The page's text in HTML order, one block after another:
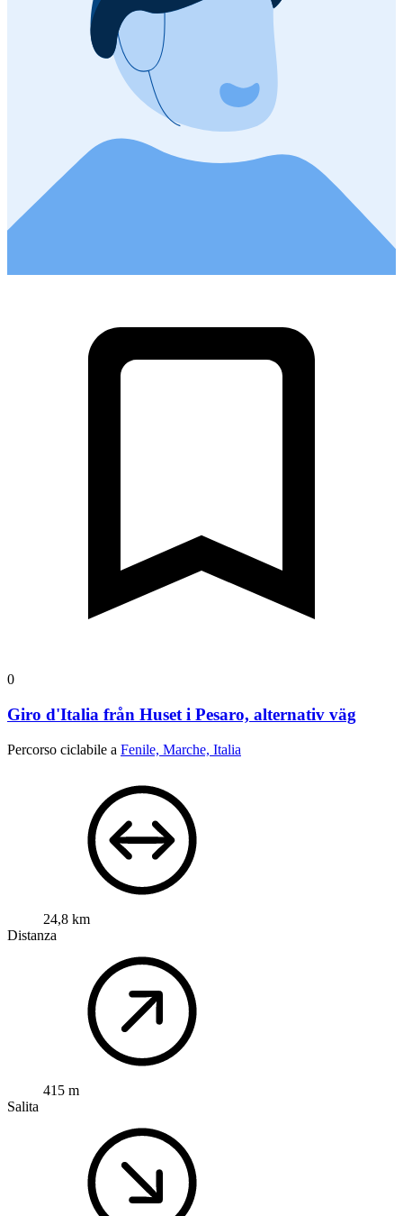
0
Giro d'Italia från Huset i Pesaro, alternativ väg
Percorso ciclabile a Fenile, Marche, Italia
24,8 km
Distanza
415 m
Salita